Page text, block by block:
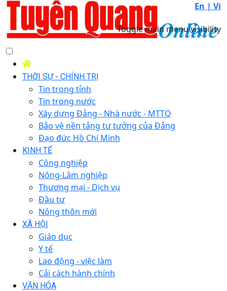
En | Vi
Toggle main menu visibility
THỜI SỰ - CHÍNH TRỊ
Tin trong tỉnh
Tin trong nước
Xây dựng Đảng - Nhà nước - MTTQ
Bảo vệ nền tảng tư tưởng của Đảng
Đạo đức Hồ Chí Minh
KINH TẾ
Công nghiệp
Nông-Lâm nghiệp
Thương mại - Dịch vụ
Đầu tư
Nông thôn mới
XÃ HỘI
Giáo dục
Y tế
Lao động - việc làm
Cải cách hành chính
VĂN HÓA